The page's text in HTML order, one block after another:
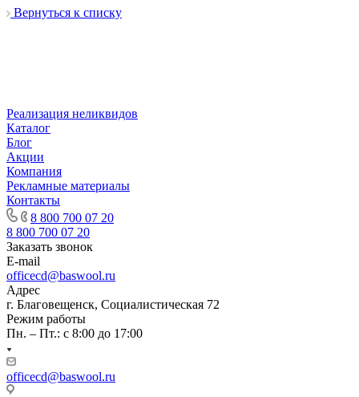
Вернуться к списку
Реализация неликвидов
Каталог
Блог
Акции
Компания
Рекламные материалы
Контакты
8 800 700 07 20
8 800 700 07 20
Заказать звонок
E-mail
officecd@baswool.ru
Адрес
г. Благовещенск, Социалистическая 72
Режим работы
Пн. – Пт.: с 8:00 до 17:00
officecd@baswool.ru